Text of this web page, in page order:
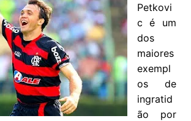
Petkovi
c é um
dos
maiores
exempl
os de
ingratid
ão por